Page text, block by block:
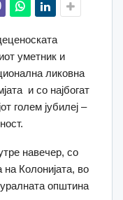
уметник и
ликовна
и со најбогат
голем јубилеј –
навечер, со
на Колонијата, во
општина